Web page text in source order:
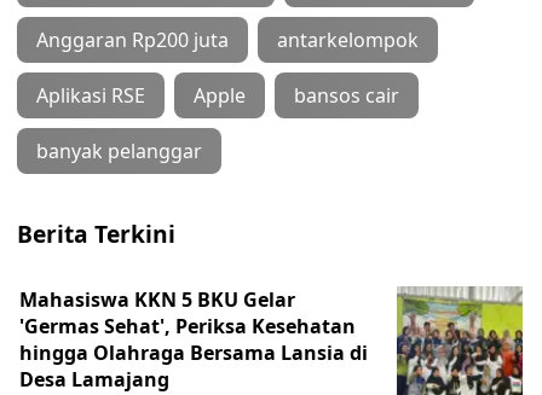
Anggaran Rp200 juta antarkelompok
Aplikasi RSE Apple bansos cair
banyak pelanggar
Berita Terkini
Mahasiswa KKN 5 BKU Gelar
'Germas Sehat', Periksa Kesehatan
hingga Olahraga Bersama Lansia di
Desa Lamajang